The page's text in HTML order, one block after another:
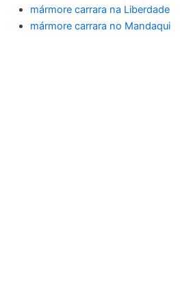
mármore carrara na Liberdade
mármore carrara no Mandaqui